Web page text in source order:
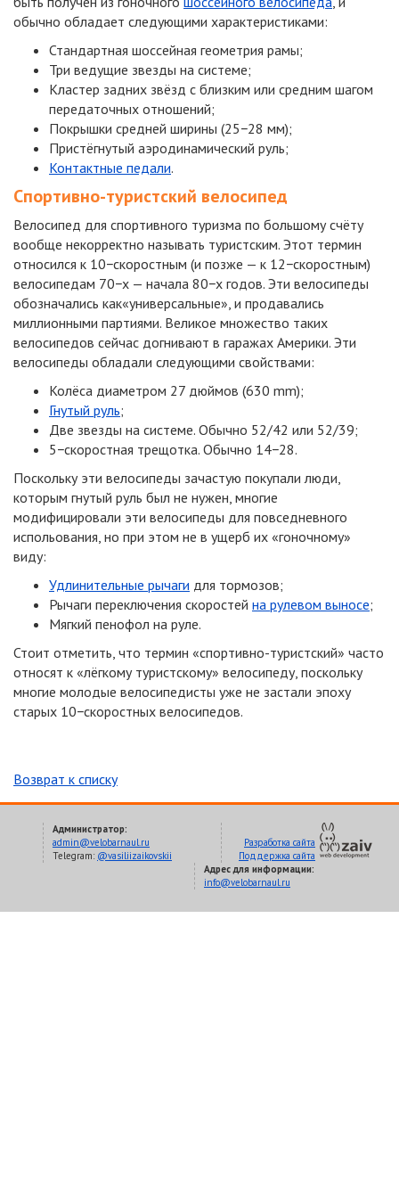
обычно обладает следующими характеристиками:
Стандартная шоссейная геометрия рамы;
Три ведущие звезды на системе;
Кластер задних звёзд с близким или средним шагом
передаточных отношений;
Покрышки средней ширины (25−28 мм);
Пристёгнутый аэродинамический руль;
Контактные педали.
Спортивно-туристский велосипед
Велосипед для спортивного туризма по большому счёту
вообще некорректно называть туристским. Этот термин
относился к 10−скоростным (и позже — к 12−скоростным)
велосипедам 70−х — начала 80−х годов. Эти велосипеды
обозначались как«универсальные», и продавались
миллионными партиями. Великое множество таких
велосипедов сейчас догнивают в гаражах Америки. Эти
велосипеды обладали следующими свойствами:
Колёса диаметром 27 дюймов (630 mm);
Гнутый руль;
Две звезды на системе. Обычно 52/42 или 52/39;
5−скоростная трещотка. Обычно 14−28.
Поскольку эти велосипеды зачастую покупали люди,
которым гнутый руль был не нужен, многие
модифицировали эти велосипеды для повседневного
испольования, но при этом не в ущерб их «гоночному»
виду:
Удлинительные рычаги для тормозов;
Рычаги переключения скоростей на рулевом выносе;
Мягкий пенофол на руле.
Стоит отметить, что термин «спортивно-туристский» часто
относят к «лёгкому туристскому» велосипеду, поскольку
многие молодые велосипедисты уже не застали эпоху
старых 10−скоростных велосипедов.
Возврат к списку
Разработка сайта
Поддержка сайта
Администратор:
admin@velobarnaul.ru
Telegram: @vasiliizaikovskii
Адрес для информации:
info@velobarnaul.ru